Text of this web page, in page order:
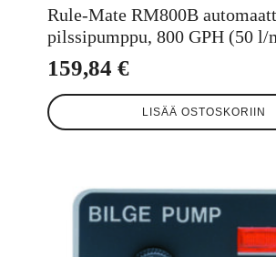
Rule-Mate RM800B
pilssipumppu, 800 GPH (50 l/
159,84 €
LISÄÄ OSTOSKORIIN